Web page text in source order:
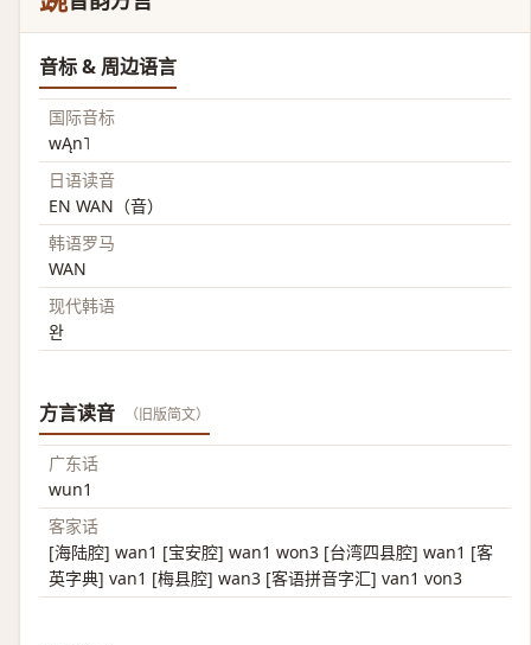
音标 & 周边语言
国际音标
wĄn˥
日语读音
EN WAN（音）
韩语罗马
WAN
现代韩语
완
方言读音 （旧版简文）
广东话
wun1
客家话
[海陆腔] wan1 [宝安腔] wan1 won3 [台湾四县腔] wan1 [客
英字典] van1 [梅县腔] wan3 [客语拼音字汇] van1 von3